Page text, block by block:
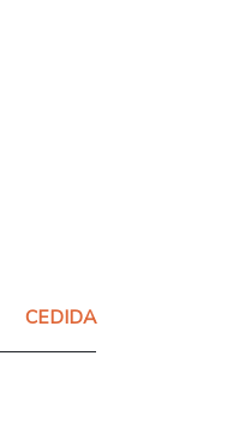
CEDIDA